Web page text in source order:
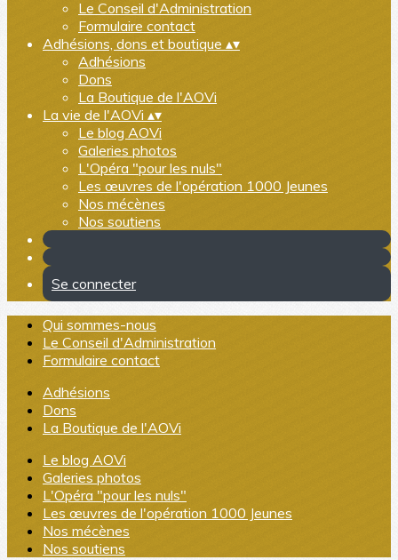
Le Conseil d'Administration
Formulaire contact
Adhésions, dons et boutique ▴▾
Adhésions
Dons
La Boutique de l'AOVi
La vie de l'AOVi ▴▾
Le blog AOVi
Galeries photos
L'Opéra "pour les nuls"
Les œuvres de l'opération 1000 Jeunes
Nos mécènes
Nos soutiens
Se connecter
Qui sommes-nous
Le Conseil d'Administration
Formulaire contact
Adhésions
Dons
La Boutique de l'AOVi
Le blog AOVi
Galeries photos
L'Opéra "pour les nuls"
Les œuvres de l'opération 1000 Jeunes
Nos mécènes
Nos soutiens